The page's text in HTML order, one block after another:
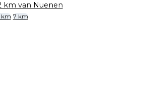
km van Nuenen
km 7 km